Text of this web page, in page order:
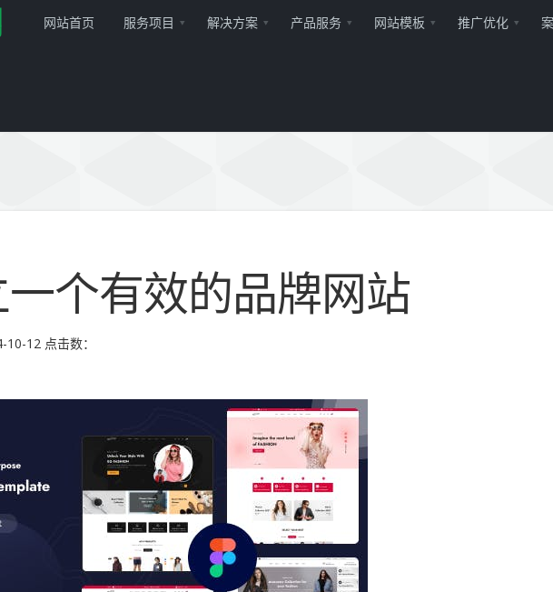
网站首页 服务项目 解决方案 产品服务 网站模板 推广优化
个有效的品牌网站
10-12 点击数：